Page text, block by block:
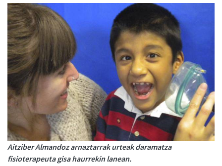
Aitziber Almandoz arnaztarrak urteak daramatza
fisioterapeuta gisa haurrekin lanean.